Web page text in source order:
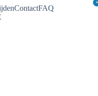
ContactFAQ
×
×